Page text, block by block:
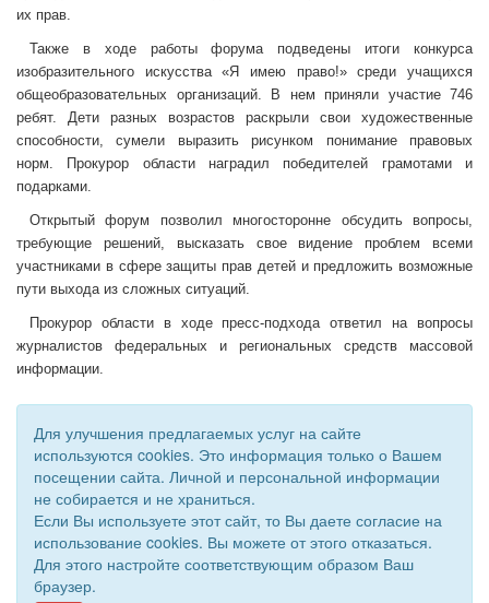
их прав.
Также в ходе работы форума подведены итоги конкурса
изобразительного искусства «Я имею право!» среди учащихся
общеобразовательных организаций. В нем приняли участие 746
ребят. Дети разных возрастов раскрыли свои художественные
способности, сумели выразить рисунком понимание правовых
норм. Прокурор области наградил победителей грамотами и
подарками.
Открытый форум позволил многосторонне обсудить вопросы,
требующие решений, высказать свое видение проблем всеми
участниками в сфере защиты прав детей и предложить возможные
пути выхода из сложных ситуаций.
Прокурор области в ходе пресс-подхода ответил на вопросы
журналистов федеральных и региональных средств массовой
информации.
© 2018 - 2026 Администрация МО "Бирюковский сельсовет".
Все права защищены.
Для улучшения предлагаемых услуг на сайте
используются cookies. Это информация только о Вашем
посещении сайта. Личной и персональной информации
не собирается и не храниться.
Если Вы используете этот сайт, то Вы даете согласие на
использование cookies. Вы можете от этого отказаться.
Для этого настройте соответствующим образом Ваш
браузер.